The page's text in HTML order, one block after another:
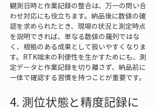
観測日時と作業記録の整合は、万一の問い合
わせ対応にも役立ちます。納品後に数値の確
認を求められたとき、現場の状況と測定時点
を説明できれば、単なる数値の羅列ではな
く、根拠のある成果として扱いやすくなりま
す。RTK端末の利便性を生かすためにも、測
定データと作業記録を切り離さず、納品前に
一体で確認する習慣を持つことが重要です。
4. 測位状態と精度記録に